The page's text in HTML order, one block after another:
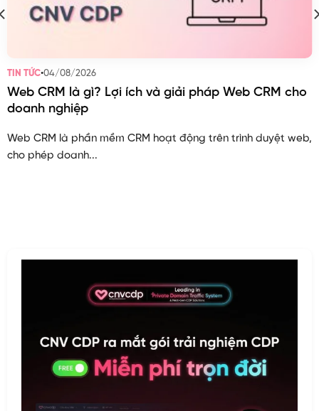
TIN TỨC•04/08/2026
Web CRM là gì? Lợi ích và giải pháp Web CRM cho
doanh nghiệp
Web CRM là phần mềm CRM hoạt động trên trình duyệt web,
cho phép doanh...